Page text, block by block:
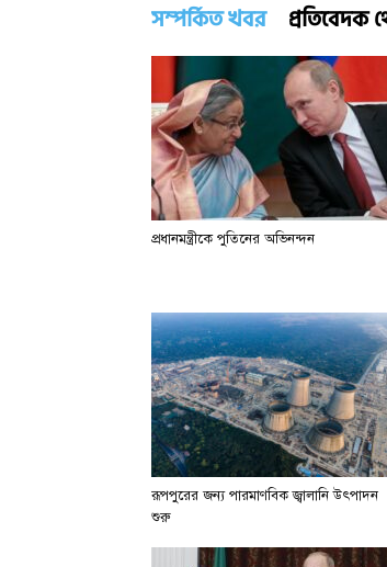
সম্পর্কিত খবর
প্রধানমন্ত্রীকে পুতিনের অভিনন্দন
রূপপুরের জন্য পারমাণবিক জ্বালানি উৎপাদন
শুরু